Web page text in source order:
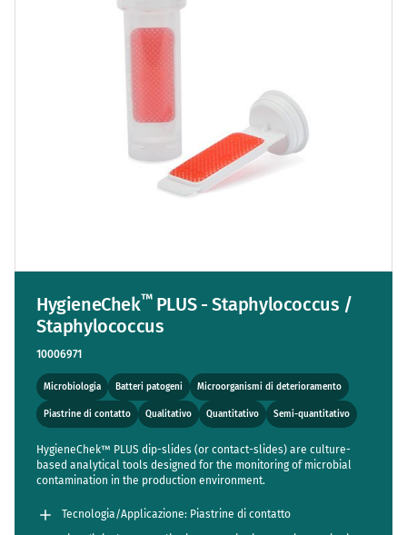
HygieneChek™PLUS - Staphylococcus /
Staphylococcus
10006971
Microbiologia Batteri patogeni Microorganismi di deterioramento
Piastrine di contatto Qualitativo Quantitativo Semi-quantitativo
HygieneChek™ PLUS dip-slides (or contact-slides) are culture-
based analytical tools designed for the monitoring of microbial
contamination in the production environment.
Tecnologia/Applicazione: Piastrine di contatto